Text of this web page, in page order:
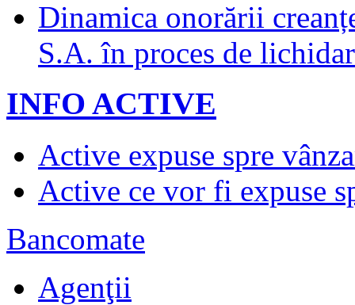
Dinamica onorării
S.A. în proces de
INFO ACTIVE
Active expuse spre
Active ce vor fi expuse
Bancomate
Agenţii